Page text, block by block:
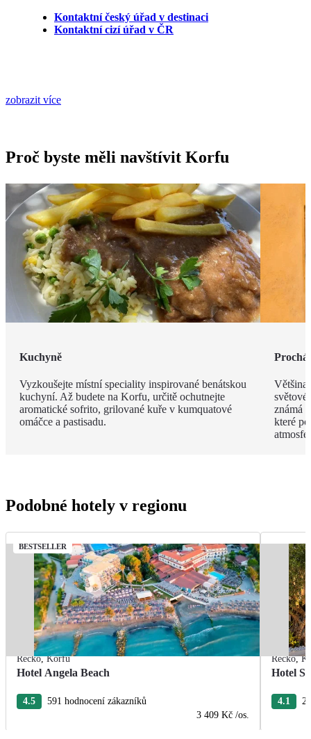
Kontaktní český úřad v destinaci
Kontaktní cizí úřad v ČR
zobrazit více
Proč byste měli navštívit Korfu
Kuchyně
Vyzkoušejte místní speciality inspirované benátskou
kuchyní. Až budete na Korfu, určitě ochutnejte
aromatické sofrito, grilované kuře v kumquatové
omáčce a pastisadu.
Většina
známá
které
Podobné hotely v regionu
BESTSELLER
Řecko,Korfu
Hotel Angela Beach
4.5
591 hodnocení zákazníků
3 409 Kč /os.
Řecko,
Hotel
4.1